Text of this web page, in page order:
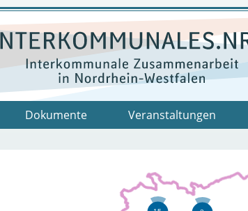
Dokumente Veranstaltungen